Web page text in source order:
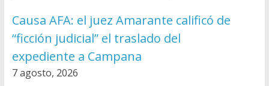
Causa AFA: el juez Amarante calificó de
“ficción judicial” el traslado del
expediente a Campana
7 agosto, 2026